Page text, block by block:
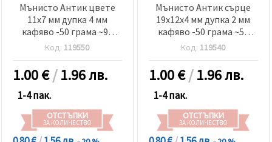
Мънисто Антик цвете
11x7 мм дупка 4 мм
кафяво -50 грама ~90
броя
Код: 119550
1.00€/1.96 лв.
1-4 пак.
ОТСТЪПКИ
ЗА КОЛИЧЕСТВО
Мънисто Антик сърце
19x12x4 мм дупка 2 мм
кафяво -50 грама ~57
броя
Код: 119540
1.00€/1.96 лв.
1-4 пак.
ОТСТЪПКИ
ЗА КОЛИЧЕСТВО